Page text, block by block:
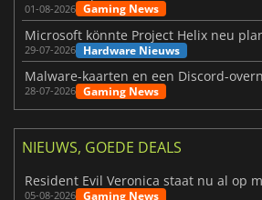
01-08-2026 Gaming News
29-07-2026 Hardware Nieuws
28-07-2026 Gaming News
NIEUWS, GOEDE DEALS
05-08-2026 Gaming News